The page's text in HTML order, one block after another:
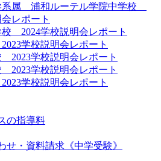
系属 浦和ルーテル学院中学校
レポート
校 2024学校説明会レポート
2023学校説明会レポート
2023学校説明会レポート
2023学校説明会レポート
2023学校説明会レポート
の指導料
せ・資料請求《中学受験》